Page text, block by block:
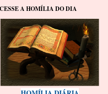
A HOMÍLIA DO DIA